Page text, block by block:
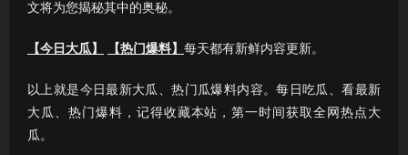
文将为您揭秘其中的奥秘。
【今日大瓜】 【热门爆料】 每天都有新鲜内容更新。
以上就是今日最新大瓜、热门瓜爆料内容。每日吃瓜、看最新
大瓜、热门爆料，记得收藏本站，第一时间获取全网热点大
瓜。